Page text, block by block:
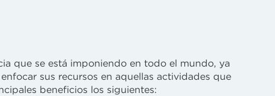
que se está imponiendo en todo el mundo, ya
sus recursos en aquellas actividades que
beneficios los siguientes: